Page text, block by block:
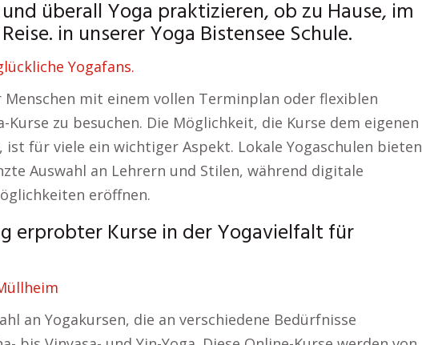
überall Yoga praktizieren, ob zu Hause, im
in unserer Yoga Bistensee Schule.
Yogafans.
Menschen mit einem vollen Terminplan oder flexiblen
zu besuchen. Die Möglichkeit, die Kurse dem eigenen
ist für viele ein wichtiger Aspekt. Lokale Yogaschulen bieten
Auswahl an Lehrern und Stilen, während digitale
eröffnen.
erprobter Kurse in der Yogavielfalt für
an Yogakursen, die an verschiedene Bedürfnisse